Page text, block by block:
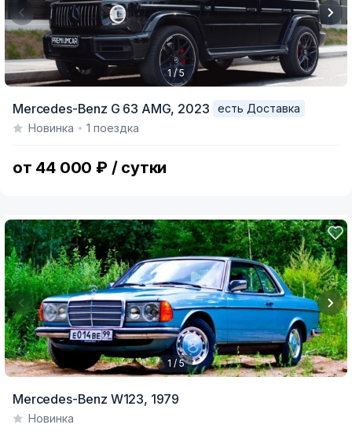
of
1 / 5
Mercedes-Benz G 63 AMG, 2023
есть Доставка
Новинка
1 поездка
от 44 000 ₽ / сутки
of
1 / 5
Mercedes-Benz W123, 1979
Новинка